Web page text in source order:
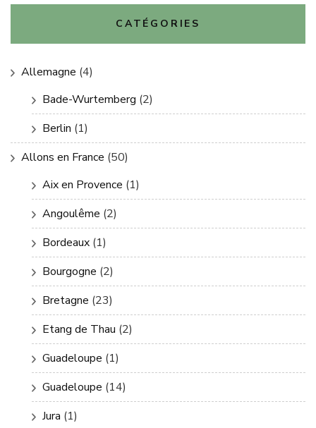
CATÉGORIES
Allemagne (4)
Bade-Wurtemberg (2)
Berlin (1)
Allons en France (50)
Aix en Provence (1)
Angoulême (2)
Bordeaux (1)
Bourgogne (2)
Bretagne (23)
Etang de Thau (2)
Guadeloupe (1)
Guadeloupe (14)
Jura (1)